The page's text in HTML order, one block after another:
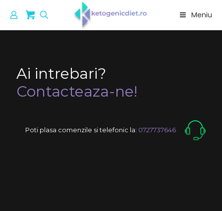
Meniu
Ai intrebari?
Contacteaza-ne!
Poti plasa comenzile si telefonic la: 0727737646